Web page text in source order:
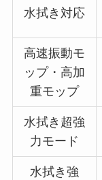
水拭き対応
高速振動モ
ップ・高加
重モップ
水拭き超強
力モード
水拭き強